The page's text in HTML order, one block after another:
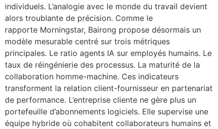
individuels. L’analogie avec le monde du travail devient
alors troublante de précision. Comme le
rapporte Morningstar, Bairong propose désormais un
modèle mesurable centré sur trois métriques
principales. Le ratio agents IA sur employés humains. Le
taux de réingénierie des processus. La maturité de la
collaboration homme-machine. Ces indicateurs
transforment la relation client-fournisseur en partenariat
de performance. L’entreprise cliente ne gère plus un
portefeuille d’abonnements logiciels. Elle supervise une
équipe hybride où cohabitent collaborateurs humains et